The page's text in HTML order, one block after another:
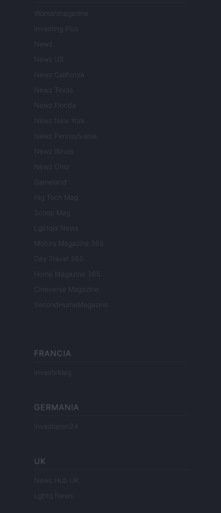
Womanmagazine
Investing Plus
Newz
Newz US
Newz California
Newz Texas
Newz Florida
Newz New York
Newz Pennsylvania
Newz Illinois
Newz Ohio
Gameland
Hig Tech Mag
Scoop Mag
Lgbtqia News
Motors Magazine 365
Day Travel 365
Home Magazine 365
Cineverse Magazine
SecondHomeMagazine
FRANCIA
InvestirMag
GERMANIA
Investieren24
UK
News Hub UK
Lgbtq News